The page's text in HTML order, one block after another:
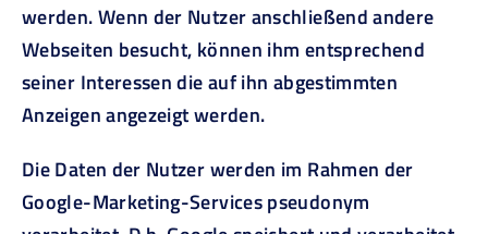
werden. Wenn der Nutzer anschließend andere
Webseiten besucht, können ihm entsprechend
seiner Interessen die auf ihn abgestimmten
Anzeigen angezeigt werden.
Die Daten der Nutzer werden im Rahmen der
Google-Marketing-Services pseudonym